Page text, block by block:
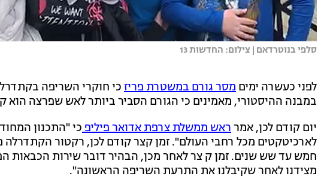
סלפי בנוטרדאם | צילום: החדשות 13
לפני כעשרה ימים מסר גורם במשטרת פריז כי חוקרי השריפה
במבנה ההיסטורי, מאמינים כי הגורם הסביר ביותר לאש שפרצה הוא
יום קודם לכן, אמרראש ממשלת צרפת אדואר פיליפכי "התכנון
לארכיטקטים מכל רחבי העולם". זמן קצר קודם לכן, רקטור
חמש עד שש שנים. זמן ק צר לאחר מכן, הבהיר דובר שירות הכבאות
מצידנו לאחר שקיבלנו את התרעת השריפה הראשונה".